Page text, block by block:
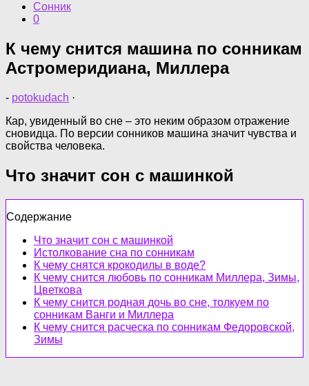
Сонник
0
К чему снится машина по сонникам
Астромеридиана, Миллера
- potokudach ·
Кар, увиденный во сне – это неким образом отражение
сновидца. По версии сонников машина значит чувства и
свойства человека.
Что значит сон с машинкой
Содержание
Что значит сон с машинкой
Истолкование сна по сонникам
К чему снятся крокодилы в воде?
К чему снится любовь по сонникам Миллера, Зимы,
Цветкова
К чему снится родная дочь во сне, толкуем по
сонникам Ванги и Миллера
К чему снится расческа по сонникам Федоровской,
Зимы